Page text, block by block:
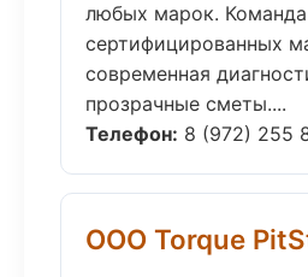
любых марок. Команда
сертифицированных
современная
прозрачные сметы....
Телефон: 8 (972) 255
ООО Torque